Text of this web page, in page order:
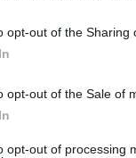
opt-out of the Sharing
opt-out of the Sale of
opt-out of processing
ευπαθείς
ενδεικτικά
εργαστούν σε
στην